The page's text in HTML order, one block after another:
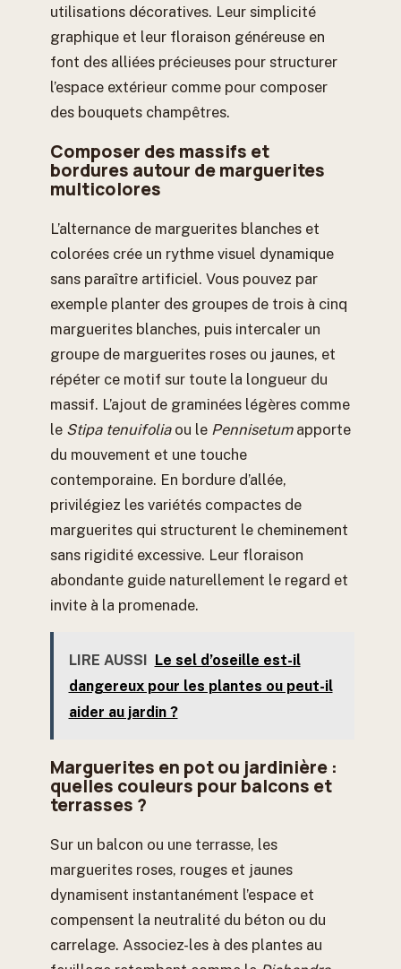
utilisations décoratives. Leur simplicité
graphique et leur floraison généreuse en
font des alliées précieuses pour structurer
l’espace extérieur comme pour composer
des bouquets champêtres.
Composer des massifs et
bordures autour de marguerites
multicolores
L’alternance de marguerites blanches et
colorées crée un rythme visuel dynamique
sans paraître artificiel. Vous pouvez par
exemple planter des groupes de trois à cinq
marguerites blanches, puis intercaler un
groupe de marguerites roses ou jaunes, et
répéter ce motif sur toute la longueur du
massif. L’ajout de graminées légères comme
le Stipa tenuifoliaou le Pennisetumapporte
du mouvement et une touche
contemporaine. En bordure d’allée,
privilégiez les variétés compactes de
marguerites qui structurent le cheminement
sans rigidité excessive. Leur floraison
abondante guide naturellement le regard et
invite à la promenade.
LIRE AUSSI Le sel d’oseille est-il
dangereux pour les plantes ou peut-il
aider au jardin ?
Marguerites en pot ou jardinière :
quelles couleurs pour balcons et
terrasses ?
Sur un balcon ou une terrasse, les
marguerites roses, rouges et jaunes
dynamisent instantanément l’espace et
compensent la neutralité du béton ou du
carrelage. Associez-les à des plantes au